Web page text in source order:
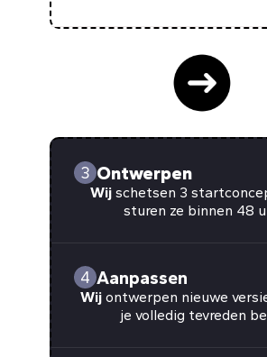
3 Ontwerpen
Wijschetsen 3
sturen ze binnen 48
4 Aanpassen
Wij ontwerpen nieuwe
je volledig tevreden